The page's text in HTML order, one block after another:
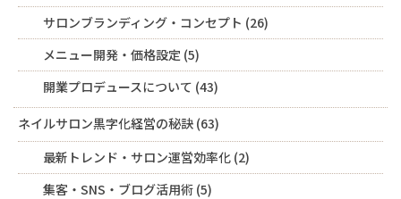
サロンブランディング・コンセプト (26)
メニュー開発・価格設定 (5)
開業プロデュースについて (43)
ネイルサロン黒字化経営の秘訣 (63)
最新トレンド・サロン運営効率化 (2)
集客・SNS・ブログ活用術 (5)